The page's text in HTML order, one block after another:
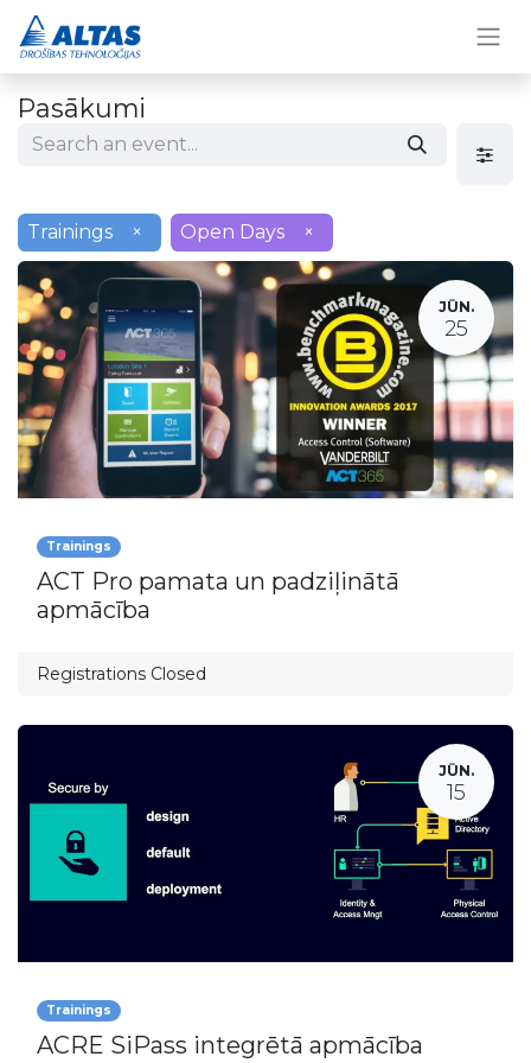
Pasākumi
Trainings × Open Days ×
JŪN.
25
Trainings
ACT Pro pamata un padziļinātā
apmācība
Registrations Closed
JŪN.
15
Trainings
ACRE SiPass integrētā apmācība